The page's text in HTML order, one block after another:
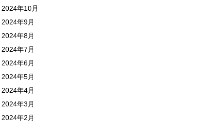
2024年10月
2024年9月
2024年8月
2024年7月
2024年6月
2024年5月
2024年4月
2024年3月
2024年2月